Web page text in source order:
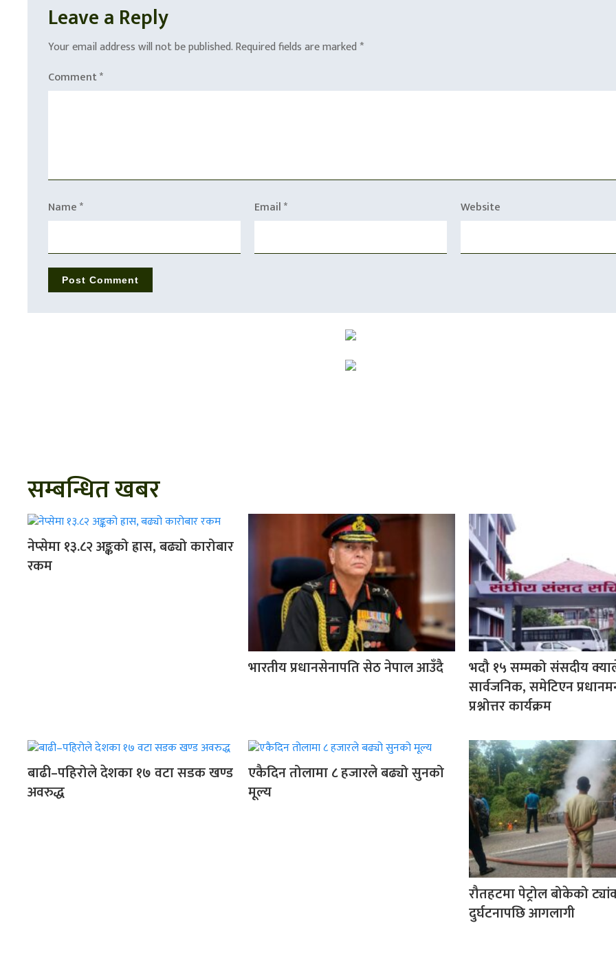
Leave a Reply
Your email address will not be published.Required fields are marked *
Comment*
Name* Email* Website
सम्बन्धित खबर
नेप्सेमा १३.८२ अङ्कको ह्रास, बढ्यो कारोबार
रकम
भारतीय प्रधानसेनापति सेठ नेपाल आउँदै
भदौ १५ सम्मको संसदीय
सार्वजनिक, समेटिएन
प्रश्नोत्तर कार्यक्रम
बाढी–पहिरोले देशका १७ वटा सडक खण्ड
अवरुद्ध
एकैदिन तोलामा ८ हजारले बढ्यो सुनको
मूल्य
रौतहटमा पेट्रोल बोकेको
दुर्घटनापछि आगलागी